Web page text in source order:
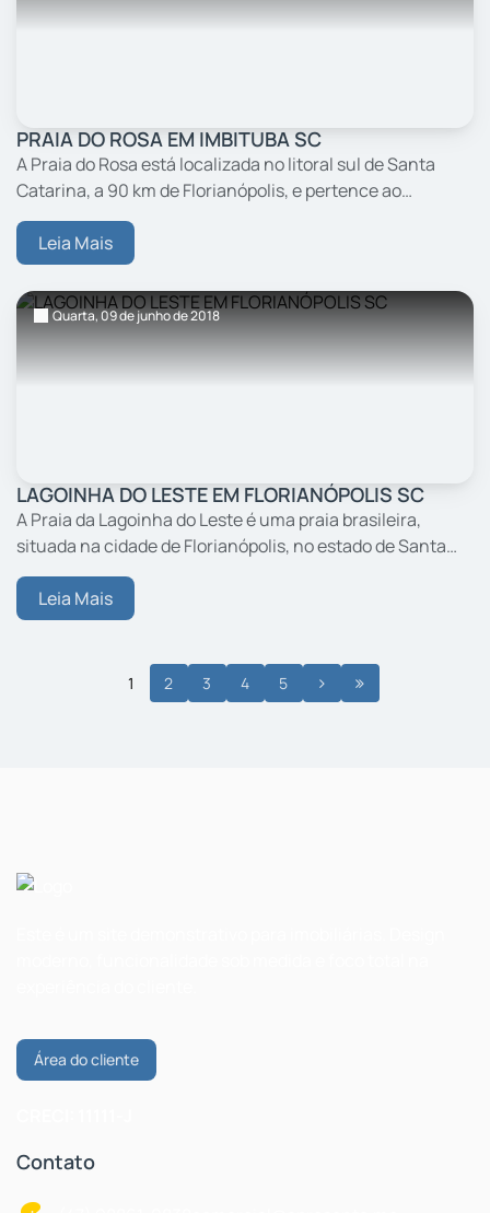
PRAIA DO ROSA EM IMBITUBA SC
A Praia do Rosa está localizada no litoral sul de Santa
Catarina, a 90 km de Florianópolis, e pertence ao
município de Imbituba, quase na divisa com Garopaba.
Leia Mais
Quarta,09de junhode 2018
LAGOINHA DO LESTE EM FLORIANÓPOLIS SC
A Praia da Lagoinha do Leste é uma praia brasileira,
situada na cidade de Florianópolis, no estado de Santa
Catarina. Está localizada no sudeste da Ilha de Santa
Catarina. Recebe o mesmo nome da lagoa em formato
de...
Leia Mais
1 2 3 4 5
Área do cliente
Contato